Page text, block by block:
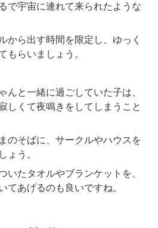
で宇宙に連れて来られたような
から出す時間を限定し、ゆっく
もらいましょう。
んと一緒に過ごしていた子は、
しくて夜鳴きをしてしまうこと
のそばに、サークルやハウスを
ょう。
いたタオルやブランケットを、
てあげるのも良いですね。